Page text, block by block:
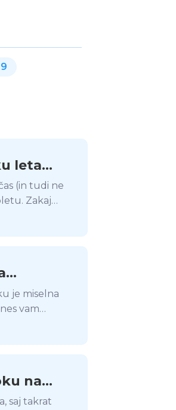
leta
(in tudi ne
Zakaj
je miselna
vam
na
saj takrat